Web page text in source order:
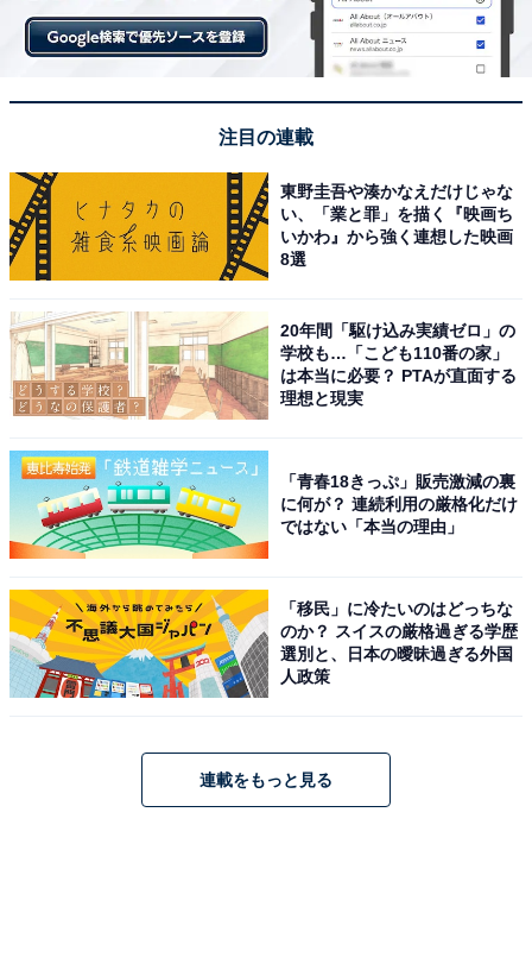
注目の連載
東野圭吾や湊かなえだけじゃな
い、「業と罪」を描く『映画ち
いかわ』から強く連想した映画
8選
20年間「駆け込み実績ゼロ」の
学校も…「こども110番の家」
は本当に必要？ PTAが直面する
理想と現実
「青春18きっぷ」販売激減の裏
に何が？ 連続利用の厳格化だけ
ではない「本当の理由」
「移民」に冷たいのはどっちな
のか？ スイスの厳格過ぎる学歴
選別と、日本の曖昧過ぎる外国
人政策
連載をもっと見る